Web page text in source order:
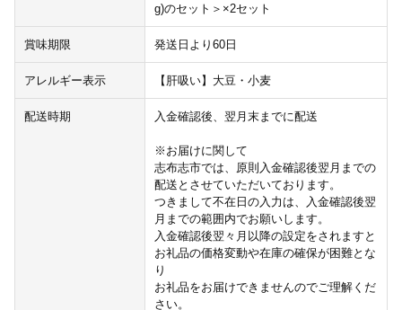
g)のセット＞×2セット
賞味期限 発送日より60日
アレルギー表示 【肝吸い】大豆・小麦
配送時期 入金確認後、翌月末までに配送
※お届けに関して
志布志市では、原則入金確認後翌月までの
配送とさせていただいております。
つきまして不在日の入力は、入金確認後翌
月までの範囲内でお願いします。
入金確認後翌々月以降の設定をされますと
お礼品の価格変動や在庫の確保が困難とな
り
お礼品をお届けできませんのでご理解くだ
さい。